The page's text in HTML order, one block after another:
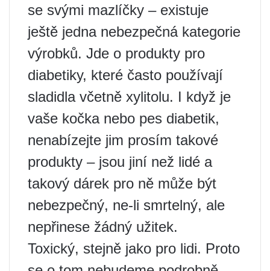
se svými mazlíčky – existuje
ještě jedna nebezpečná kategorie
výrobků. Jde o produkty pro
diabetiky, které často používají
sladidla včetně xylitolu. I když je
vaše kočka nebo pes diabetik,
nenabízejte jim prosím takové
produkty – jsou jiní než lidé a
takový dárek pro ně může být
nebezpečný, ne-li smrtelný, ale
nepřinese žádný užitek.
Toxický, stejně jako pro lidi. Proto